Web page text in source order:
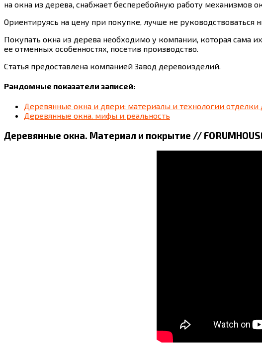
на окна из дерева, снабжает бесперебойную работу механизмов
Ориентируясь на цену при покупке, лучше не
Покупать окна из дерева необходимо у компании, которая сама
ее отменных особенностях, посетив производство.
Статья предоставлена компанией Завод деревоизделий.
Рандомные показатели записей:
Деревянные окна и двери: материалы и технологии отделки
Деревянные окна. мифы и реальность
Деревянные окна. Материал и покрытие //